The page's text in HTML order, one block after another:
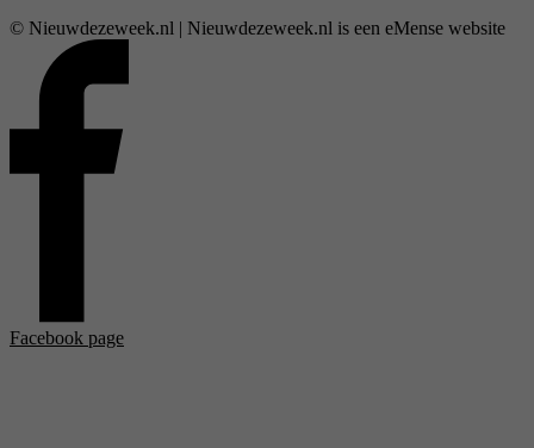
© Nieuwdezeweek.nl | Nieuwdezeweek.nl is een eMense website
Facebook page